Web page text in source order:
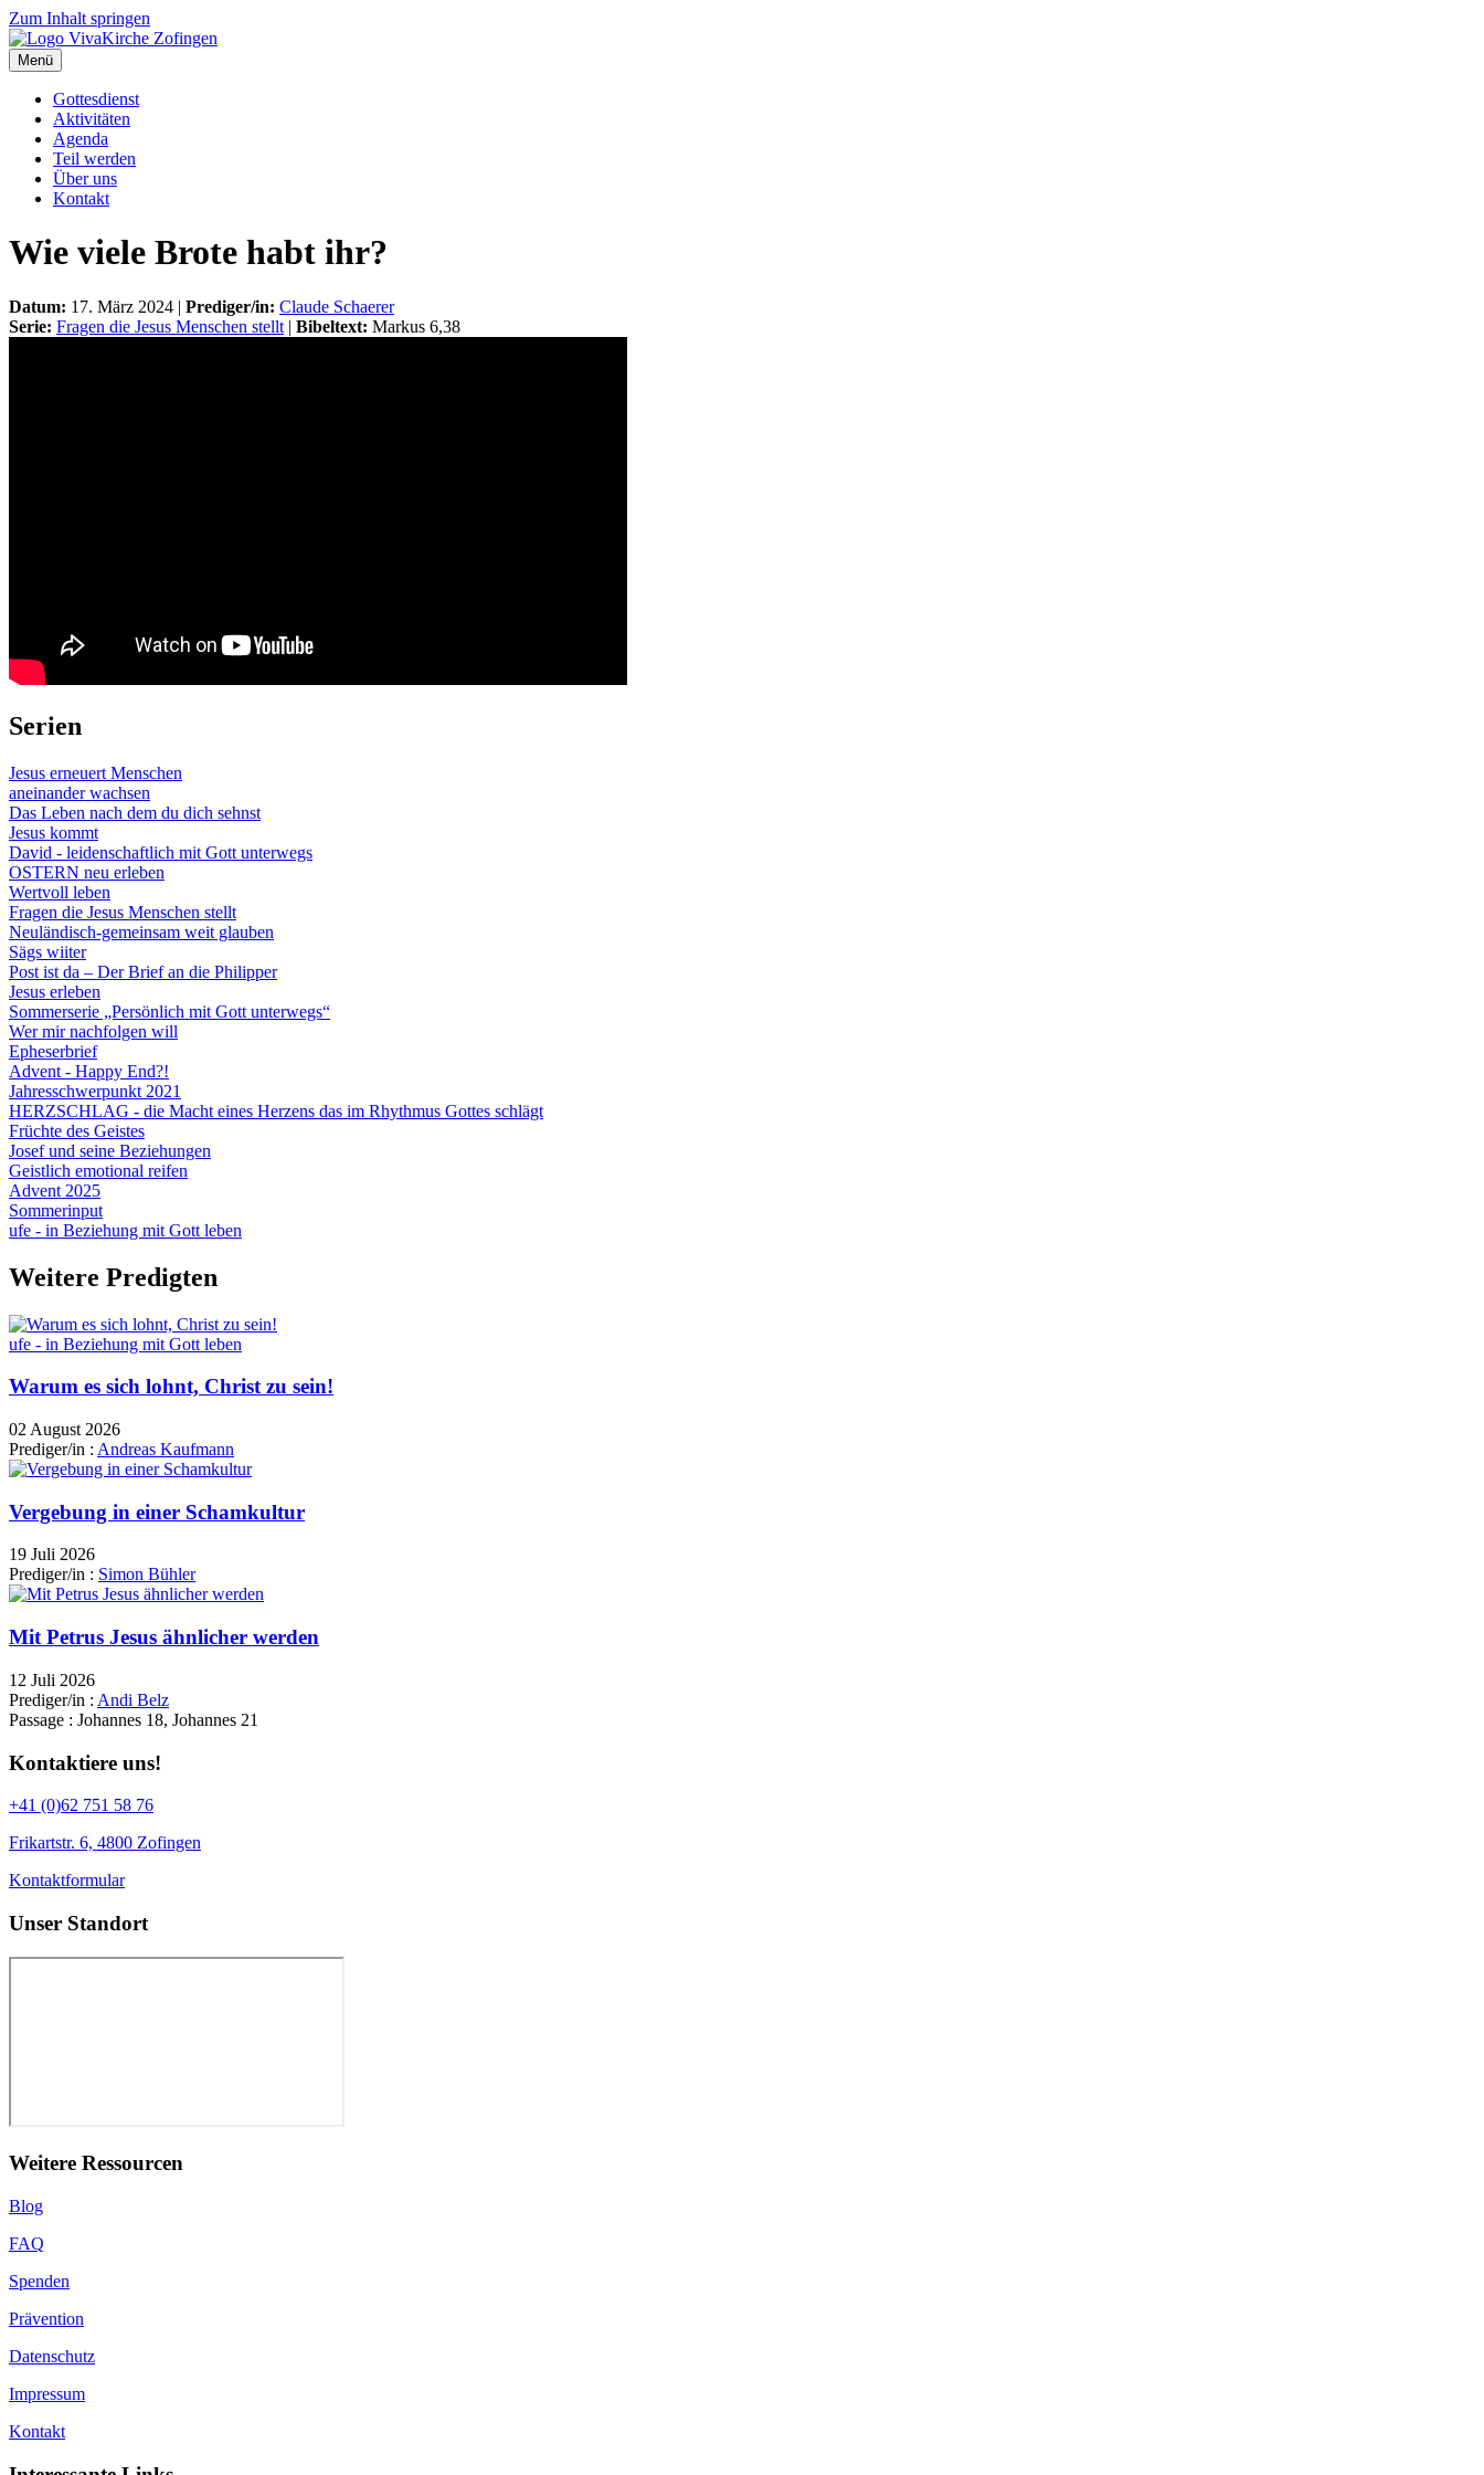
Zum Inhalt springen
Menü
Gottesdienst
Aktivitäten
Agenda
Teil werden
Über uns
Kontakt
Wie viele Brote habt ihr?
Datum: 17. März 2024 | Prediger/in: Claude Schaerer
Serie: Fragen die Jesus Menschen stellt | Bibeltext: Markus 6,38
Serien
Jesus erneuert Menschen
aneinander wachsen
Das Leben nach dem du dich sehnst
Jesus kommt
David - leidenschaftlich mit Gott unterwegs
OSTERN neu erleben
Wertvoll leben
Fragen die Jesus Menschen stellt
Neuländisch-gemeinsam weit glauben
Sägs wiiter
Post ist da – Der Brief an die Philipper
Jesus erleben
Sommerserie „Persönlich mit Gott unterwegs“
Wer mir nachfolgen will
Epheserbrief
Advent - Happy End?!
Jahresschwerpunkt 2021
HERZSCHLAG - die Macht eines Herzens das im Rhythmus Gottes schlägt
Früchte des Geistes
Josef und seine Beziehungen
Geistlich emotional reifen
Advent 2025
Sommerinput
ufe - in Beziehung mit Gott leben
Weitere Predigten
ufe - in Beziehung mit Gott leben
Warum es sich lohnt, Christ zu sein!
02 August 2026
Prediger/in : Andreas Kaufmann
Vergebung in einer Schamkultur
19 Juli 2026
Prediger/in : Simon Bühler
Mit Petrus Jesus ähnlicher werden
12 Juli 2026
Prediger/in : Andi Belz
Passage : Johannes 18, Johannes 21
Kontaktiere uns!
+41 (0)62 751 58 76
Frikartstr. 6, 4800 Zofingen
Kontaktformular
Unser Standort
Weitere Ressourcen
Blog
FAQ
Spenden
Prävention
Datenschutz
Impressum
Kontakt